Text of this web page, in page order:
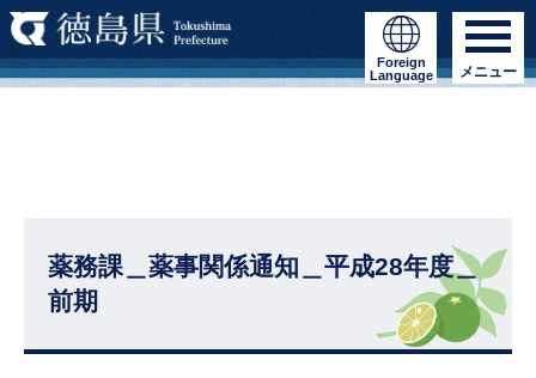
Foreign
Language
メニュー
薬務課＿薬事関係通知＿平成28年度＿
前期